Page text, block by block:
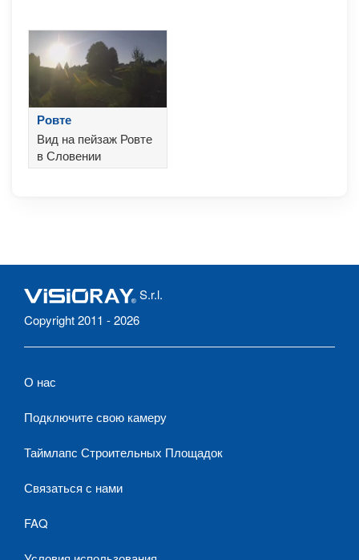
Ровте
Вид на пейзаж Ровте
в Словении
S.r.l.
Copyright 2011 - 2026
О нас
Подключите свою камеру
Таймлапс Строительных Площадок
Связаться с нами
FAQ